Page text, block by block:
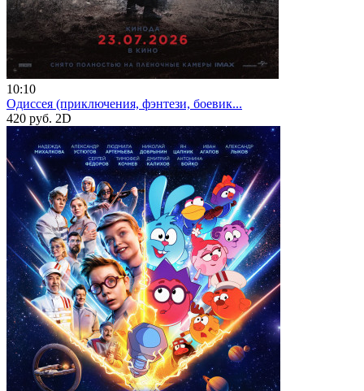
10:10
Одиссея (приключения, фэнтези, боевик...
420 руб. 2D